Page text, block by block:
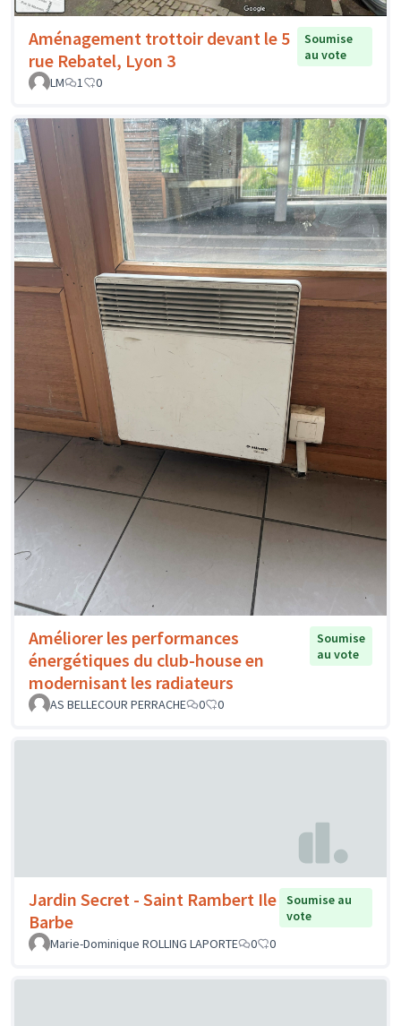
Aménagement trottoir devant le 5
rue Rebatel, Lyon 3
Soumise
au vote
LM
1 0
Améliorer les performances
énergétiques du club-house en
modernisant les radiateurs
Soumise
au vote
AS BELLECOUR PERRACHE 0 0
Jardin Secret - Saint Rambert Ile
Barbe
Soumise au
vote
Marie-Dominique ROLLING LAPORTE
0 0